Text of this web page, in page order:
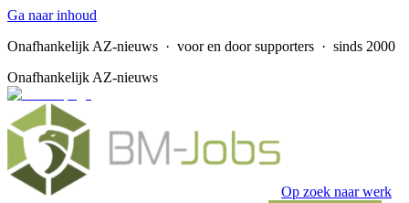
Ga naar inhoud
Onafhankelijk AZ-nieuws · voor en door supporters · sinds 2000
Onafhankelijk AZ-nieuws
Op zoek naar werk